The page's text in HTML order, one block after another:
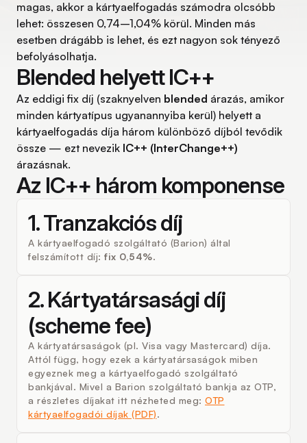
magas, akkor a kártyaelfogadás számodra olcsóbb
lehet: összesen 0,74–1,04% körül. Minden más
esetben drágább is lehet, és ezt nagyon sok tényező
befolyásolhatja.
Blended helyett IC++
Az eddigi fix díj (szaknyelven blended árazás, amikor
minden kártyatípus ugyanannyiba kerül) helyett a
kártyaelfogadás díja három különböző díjból tevődik
össze — ezt nevezik IC++ (InterChange++)
árazásnak.
Az IC++ három komponense
1. Tranzakciós díj
A kártyaelfogadó szolgáltató (Barion) által
felszámított díj: fix 0,54%.
2. Kártyatársasági díj
(scheme fee)
A kártyatársaságok (pl. Visa vagy Mastercard) díja.
Attól függ, hogy ezek a kártyatársaságok miben
egyeznek meg a kártyaelfogadó szolgáltató
bankjával. Mivel a Barion szolgáltató bankja az OTP,
a részletes díjakat itt nézheted meg: OTP
kártyaelfogadói díjak (PDF).